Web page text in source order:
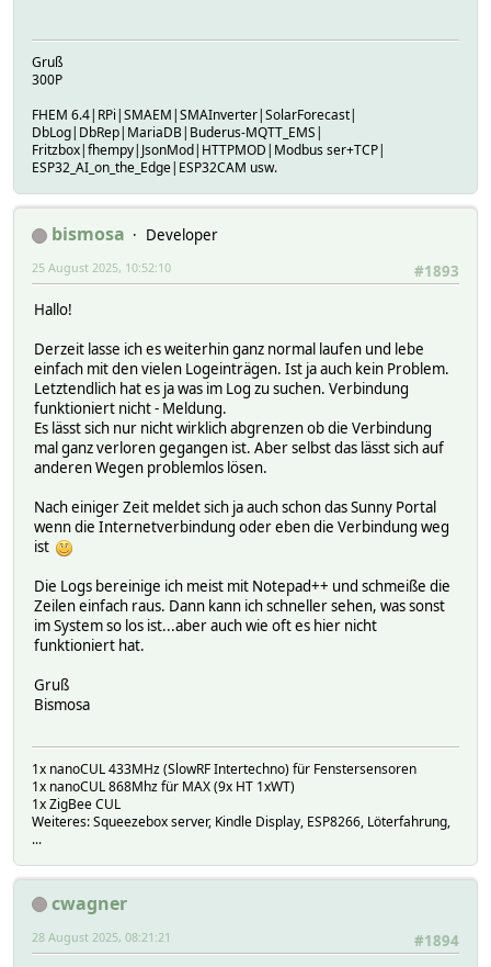
Gruß
300P
FHEM 6.4|RPi|SMAEM|SMAInverter|SolarForecast|
DbLog|DbRep|MariaDB|Buderus-MQTT_EMS|
Fritzbox|fhempy|JsonMod|HTTPMOD|Modbus ser+TCP|
ESP32_AI_on_the_Edge|ESP32CAM usw.
bismosa
Developer
#1893
25 August 2025, 10:52:10
Hallo!
Derzeit lasse ich es weiterhin ganz normal laufen und lebe
einfach mit den vielen Logeinträgen. Ist ja auch kein Problem.
Letztendlich hat es ja was im Log zu suchen. Verbindung
funktioniert nicht - Meldung.
Es lässt sich nur nicht wirklich abgrenzen ob die Verbindung
mal ganz verloren gegangen ist. Aber selbst das lässt sich auf
anderen Wegen problemlos lösen.
Nach einiger Zeit meldet sich ja auch schon das Sunny Portal
wenn die Internetverbindung oder eben die Verbindung weg
ist
Die Logs bereinige ich meist mit Notepad++ und schmeiße die
Zeilen einfach raus. Dann kann ich schneller sehen, was sonst
im System so los ist...aber auch wie oft es hier nicht
funktioniert hat.
Gruß
Bismosa
1x nanoCUL 433MHz (SlowRF Intertechno) für Fenstersensoren
1x nanoCUL 868Mhz für MAX (9x HT 1xWT)
1x ZigBee CUL
Weiteres: Squeezebox server, Kindle Display, ESP8266, Löterfahrung,
...
cwagner
#1894
28 August 2025, 08:21:21